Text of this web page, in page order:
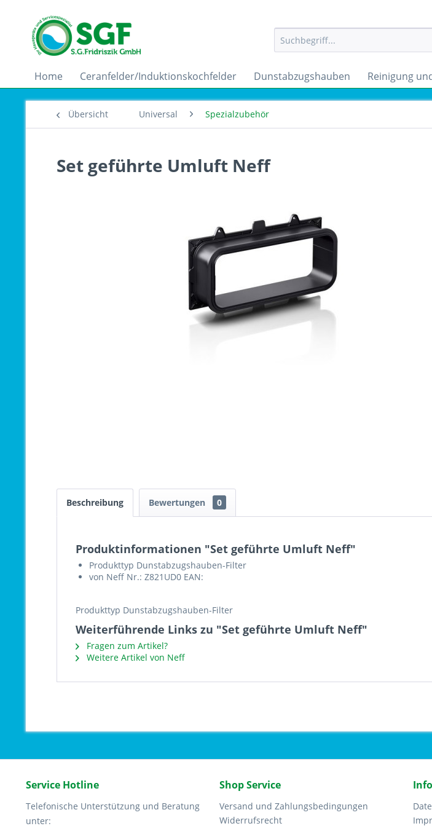
Home Ceranfelder/Induktionskochfelder Dunstabzugshauben Reinigung
Übersicht Universal Spezialzubehör
Set geführte Umluft Neff
Beschreibung Bewertungen 0
Produktinformationen "Set geführte Umluft Neff"
Produkttyp Dunstabzugshauben-Filter
von Neff Nr.: Z821UD0 EAN:
Produkttyp Dunstabzugshauben-Filter
Weiterführende Links zu "Set geführte Umluft Neff"
Fragen zum Artikel?
Weitere Artikel von Neff
Service Hotline
Telefonische Unterstützung und Beratung
unter:
Shop Service
Versand und Zahlungsbedingungen
Widerrufsrecht